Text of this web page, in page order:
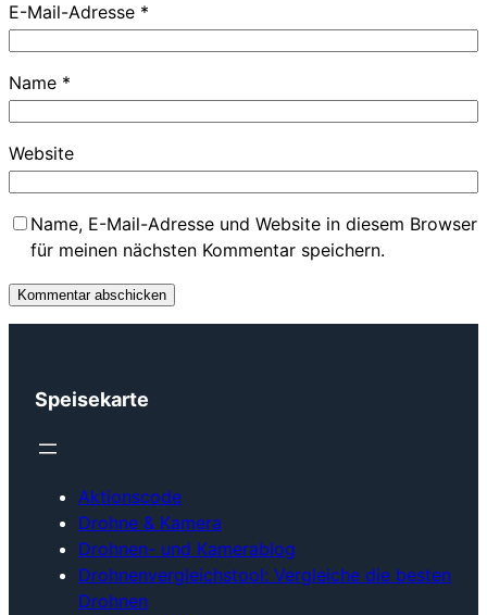
E-Mail-Adresse *
Name *
Website
Name, E-Mail-Adresse und Website in diesem Browser
für meinen nächsten Kommentar speichern.
Speisekarte
Aktionscode
Drohne & Kamera
Drohnen- und Kamerablog
Drohnenvergleichstool: Vergleiche die besten
Drohnen